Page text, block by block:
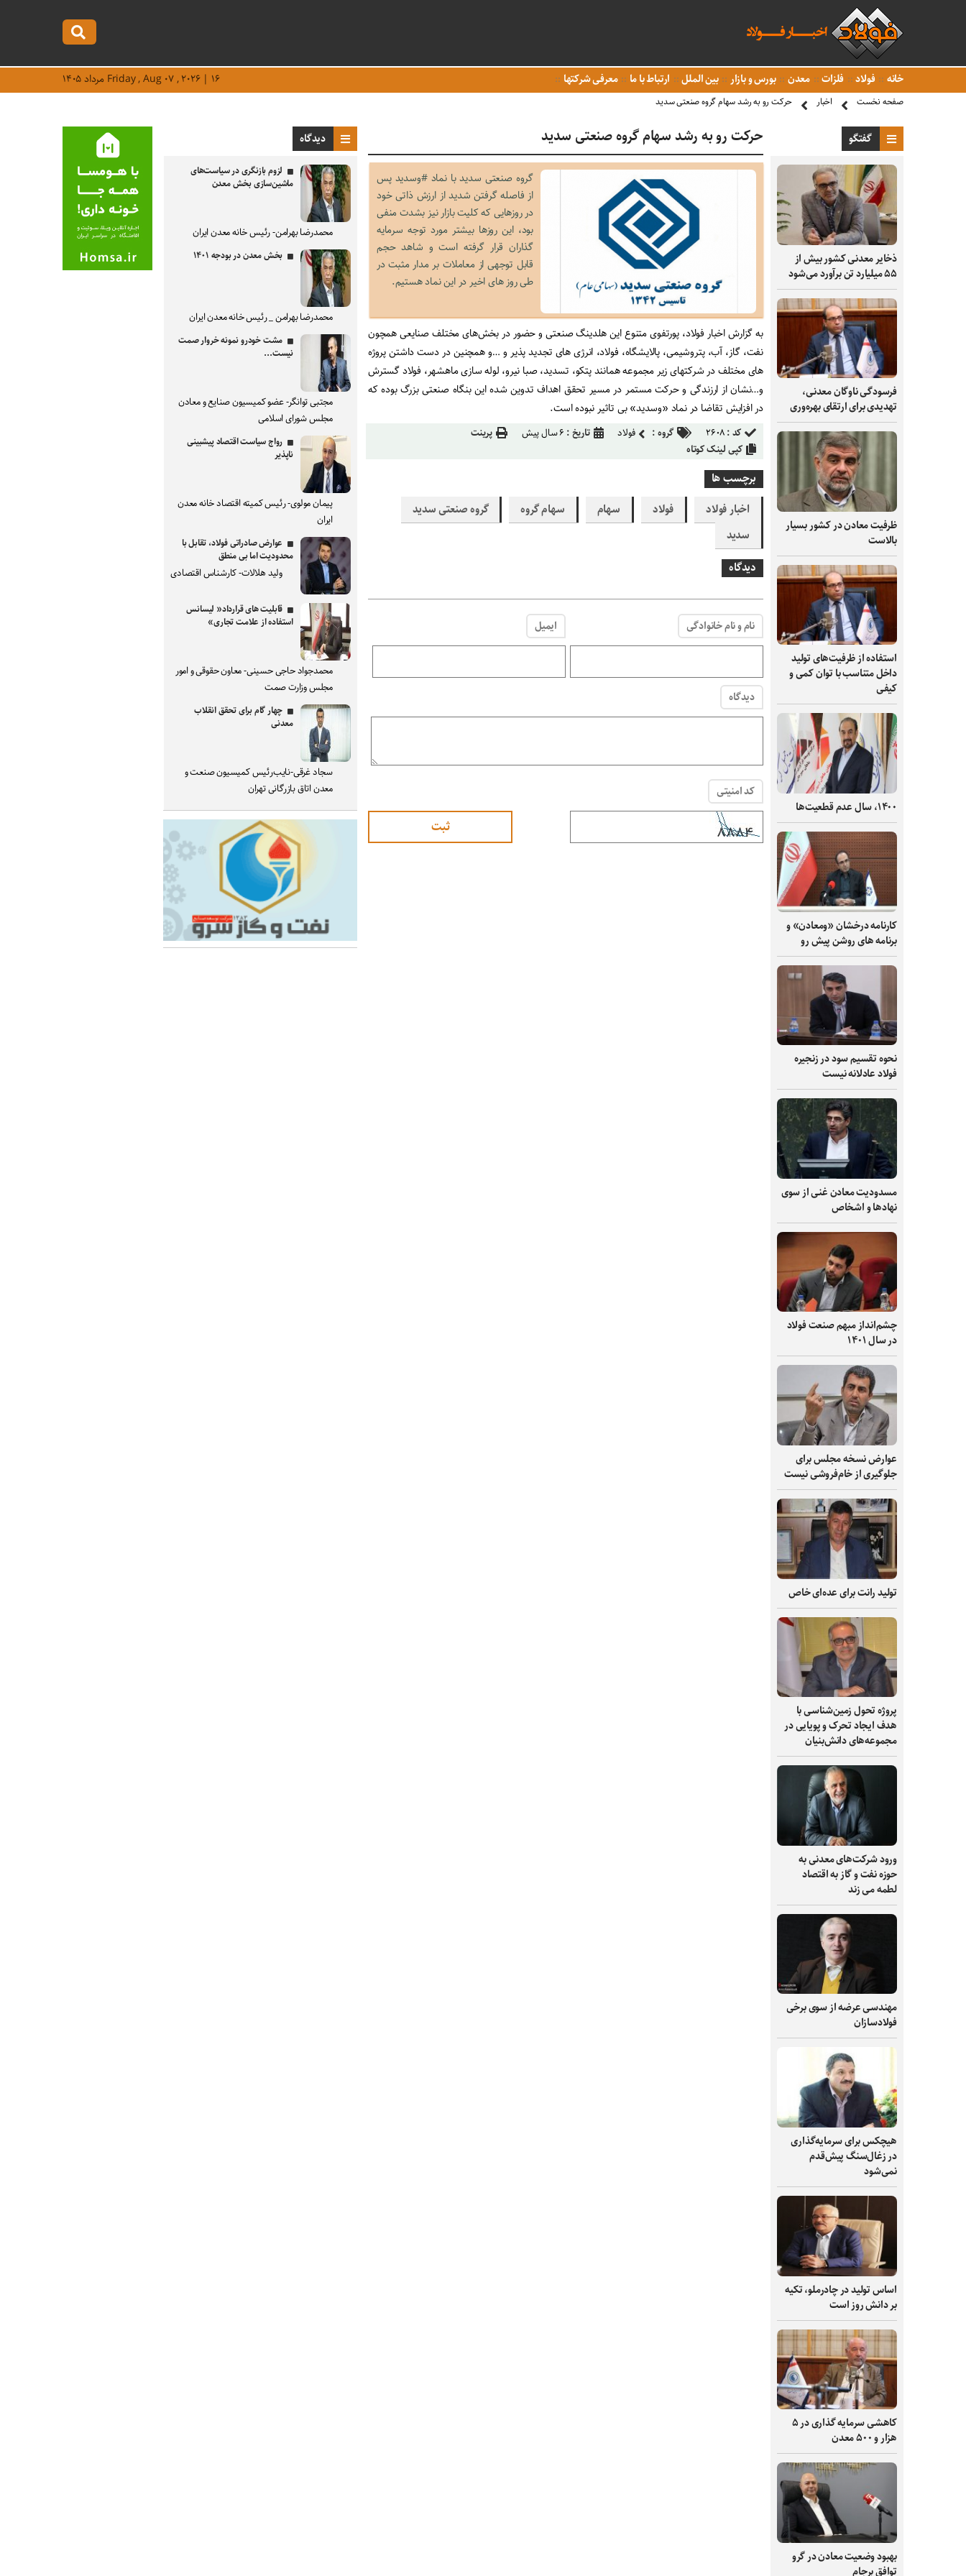
خانه فولاد فلزات معدن بورس و بازار بین الملل ارتباط با ما معرفی شرکتها Friday , Aug ۰۷ , ۲۰۲۶ | ۱۶ مرداد ۱۴۰۵
صفحه نخست اخبار حرکت رو به رشد سهام گروه صنعتی سدید
گفتگو
ذخایر معدنی کشور بیش از
۵۵ میلیارد تن برآورد می‌شود
فرسودگی ناوگان معدنی،
تهدیدی برای ارتقای بهره‌وری
ظرفیت‌ معادن در کشور بسیار
بالاست
استفاده از ظرفیت‌های تولید
داخل متناسب با توان کمی و
کیفی
۱۴۰۰، سال عدم قطعیت‌ها
کارنامه درخشان «ومعادن» و
برنامه های روشن پیش رو
نحوه تقسیم سود در زنجیره
فولاد عادلانه نیست
مسدودیت معادن غنی از سوی
نهادها و اشخاص
چشم‌انداز مبهم صنعت فولاد
در سال ۱۴۰۱
عوارض نسخه مجلس برای
جلوگیری از خام‌فروشی نیست
تولید رانت برای عده‌ای خاص
پروژه تحول زمین‌شناسی با
هدف ایجاد تحرک و پویایی در
مجموعه‌های دانش‌بنیان
ورود شرکت‌های معدنی به
حوزه نفت و گاز به اقتصاد
لطمه می زند
مهندسی عرضه از سوی برخی
فولادسازان
هیچکس برای سرمایه‌گذاری
در زغال‌سنگ پیش‌قدم
نمی‌شود
اساس تولید در چادرملو، تکیه
بر دانش‌ روز است
کاهشی سرمایه گذاری در ۵
هزار و ۵۰۰ معدن
بهبود وضعیت معادن در گرو
توافق برجام
حرکت رو به رشد سهام گروه صنعتی سدید
گروه صنعتی سدید با نماد #وسدید پس
از فاصله گرفتن شدید از ارزش ذاتی خود
در روزهایی که کلیت بازار نیز بشدت منفی
بود، این روزها بیشتر مورد توجه سرمایه
گذاران قرار گرفته است و شاهد حجم
قابل توجهی از معاملات بر مدار مثبت در
طی روز های اخیر در این نماد هستیم.
به گزارش اخبار فولاد، پورتفوی متنوع این هلدینگ صنعتی و حضور در بخش‌های مختلف صنایعی همچون
نفت، گاز، آب، پتروشیمی، پالایشگاه، فولاد، انرژی های تجدید پذیر و …و همچنین در دست داشتن پروژه
های مختلف در شرکتهای زیر مجموعه همانند پتکو، تسدید، صبا نیرو، لوله سازی ماهشهر، فولاد گسترش
و…نشان از ارزندگی و حرکت مستمر در مسیر تحقق اهداف تدوین شده این بنگاه صنعتی بزرگ بوده که
در افزایش تقاضا در نماد «وسدید» بی تاثیر نبوده است.
کد :۲۶۰۸ گروه : فولاد تاریخ : ۶ سال پیش
پرینت
کپی لینک کوتاه
برچسب ها
اخبار فولاد
فولاد سهام سهام گروه
گروه صنعتی سدید
سدید
دیدگاه
نام و نام خانوادگی ایمیل
دیدگاه
کد امنیتی
دیدگاه
لزوم بازنگری در سیاست‌های
ماشین‌سازی بخش معدن
محمدرضا بهرامن- رئیس خانه معدن ایران
بخش معدن در بودجه ۱۴۰۱
محمدرضا بهرامن _ رئیس خانه معدن ایران
مشت خودرو نمونه خروار صمت
نیست...
مجتبی توانگر- عضو کمیسیون صنایع و معادن
مجلس شورای اسلامی
رواج سیاست اقتصاد پیشبینی
ناپذیر
پیمان مولوی- رئیس کمیته اقتصاد خانه معدن
ایران
عوارض صادراتی فولاد، تقابل با
محدودیت اما بی منطق
ولید هلالات- کارشناس اقتصادی
قابلیت های قرارداد« لیسانس
استفاده از علامت تجاری»
محمدجواد حاجی حسینی- معاون حقوقی و امور
مجلس وزارت صمت
چهار گام برای تحقق انقلاب
معدنی
سجاد غرقی-نایب‌رئیس کمیسیون صنعت و
معدن اتاق بازرگانی تهران